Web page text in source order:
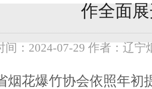
作全面
间：2024-07-29 作者：辽宁
烟花爆竹协会依照年初